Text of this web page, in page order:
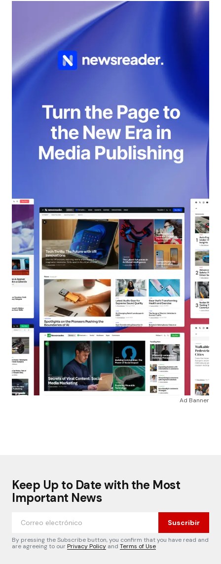
Ad Banner
Keep Up to Date with the Most
Important News
Suscribir
By pressing the Subscribe button, you confirm that you have read and
are agreeing to ourPrivacy Policy and Terms of Use